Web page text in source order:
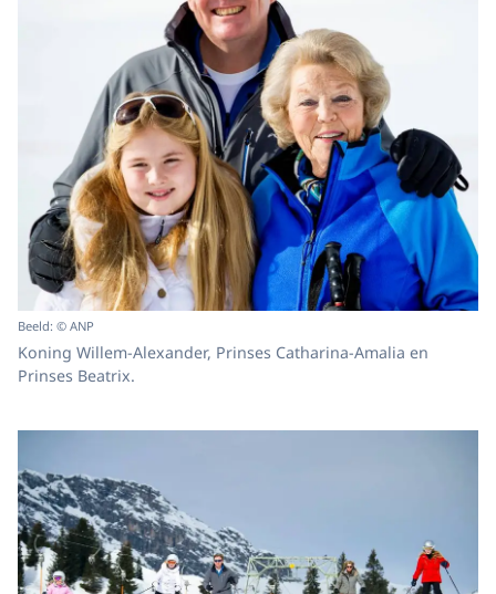
Beeld: © ANP
Koning Willem-Alexander, Prinses Catharina-Amalia en
Prinses Beatrix.